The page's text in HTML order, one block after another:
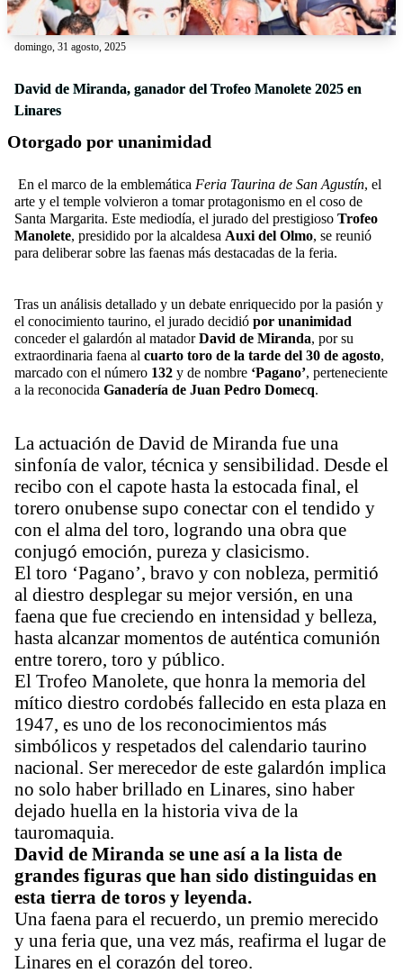
domingo, 31 agosto, 2025
David de Miranda, ganador del Trofeo Manolete 2025 en
Linares
Otorgado por unanimidad
En el marco de la emblemática Feria Taurina de San Agustín, el
arte y el temple volvieron a tomar protagonismo en el coso de
Santa Margarita. Este mediodía, el jurado del prestigioso Trofeo
Manolete, presidido por la alcaldesa Auxi del Olmo, se reunió
para deliberar sobre las faenas más destacadas de la feria.
Tras un análisis detallado y un debate enriquecido por la pasión y
el conocimiento taurino, el jurado decidió por unanimidad
conceder el galardón al matadorDavid de Miranda, por su
extraordinaria faena al cuarto toro de la tarde del 30 de agosto,
marcado con el número 132 y de nombre ‘Pagano’, perteneciente
a la reconocida Ganadería de Juan Pedro Domecq.
La actuación de David de Miranda fue una
sinfonía de valor, técnica y sensibilidad. Desde el
recibo con el capote hasta la estocada final, el
torero onubense supo conectar con el tendido y
con el alma del toro, logrando una obra que
conjugó emoción, pureza y clasicismo.
El toro ‘Pagano’, bravo y con nobleza, permitió
al diestro desplegar su mejor versión, en una
faena que fue creciendo en intensidad y belleza,
hasta alcanzar momentos de auténtica comunión
entre torero, toro y público.
El Trofeo Manolete, que honra la memoria del
mítico diestro cordobés fallecido en esta plaza en
1947, es uno de los reconocimientos más
simbólicos y respetados del calendario taurino
nacional. Ser merecedor de este galardón implica
no solo haber brillado en Linares, sino haber
dejado huella en la historia viva de la
tauromaquia.
David de Miranda se une así a la lista de
grandes figuras que han sido distinguidas en
esta tierra de toros y leyenda.
Una faena para el recuerdo, un premio merecido
y una feria que, una vez más, reafirma el lugar de
Linares en el corazón del toreo.